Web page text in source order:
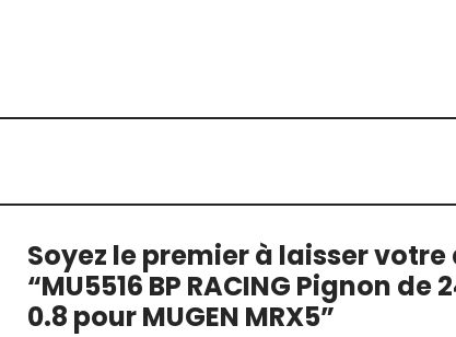
Soyez le premier à laisser votre
“MU5516 BP RACING Pignon
0.8 pour MUGEN MRX5”